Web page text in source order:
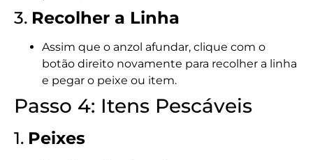
3. Recolher a Linha
Assim que o anzol afundar, clique com o
botão direito novamente para recolher a linha
e pegar o peixe ou item.
Passo 4: Itens Pescáveis
1. Peixes